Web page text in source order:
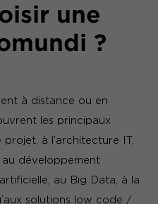
une
?
à distance ou en
les principaux
à l’architecture IT,
développement
au Big Data, à la
solutions low code /